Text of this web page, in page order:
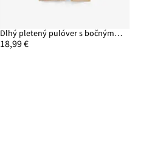
Dlhý pletený pulóver s bočnými rozparkami z viskózového mixu
18,99 €